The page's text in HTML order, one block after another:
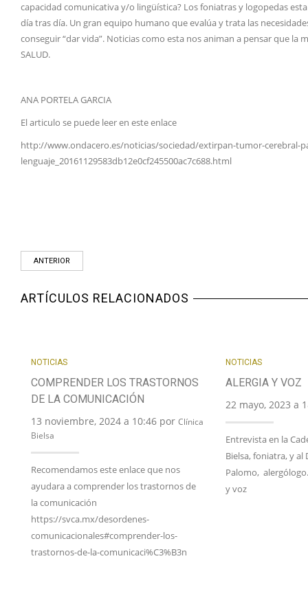
capacidad comunicativa y/o lingüística? Los foniatras y logopedas
día tras día. Un gran equipo humano que evalúa y trata las
conseguir “dar vida”. Noticias como esta nos animan a pensar que la
SALUD.
ANA PORTELA GARCIA
El articulo se puede leer en este enlace
http://www.ondacero.es/noticias/sociedad/extirpan-tumor-cerebral-
lenguaje_20161129583db12e0cf245500ac7c688.html
ANTERIOR
ARTÍCULOS RELACIONADOS
NOTICIAS
COMPRENDER LOS TRASTORNOS
DE LA COMUNICACIÓN
13 noviembre, 2024 a 10:46 por Clínica
Bielsa
Recomendamos este enlace que nos
ayudara a comprender los trastornos de
la comunicación
https://svca.mx/desordenes-
comunicacionales#comprender-los-
trastornos-de-la-comunicaci%C3%B3n
NOTICIAS
ALERGIA Y VOZ
22 mayo, 2023 a
Entrevista en la
Bielsa, foniatra, y al
Palomo,
y voz